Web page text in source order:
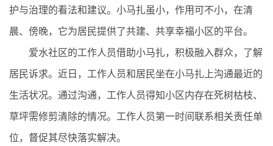
护与治理的看法和建议。小马扎虽小，作用可不小，在清
晨、傍晚，它为居民提供了共建、共享幸福小区的平台。
爱水社区的工作人员借助小马扎，积极融入群众，了解
居民诉求。近日，工作人员和居民坐在小马扎上沟通最近的
生活状况。通过沟通，工作人员得知小区内存在死树枯枝、
草坪需修剪清除的情况。工作人员第一时间联系相关责任单
位，督促其尽快落实解决。